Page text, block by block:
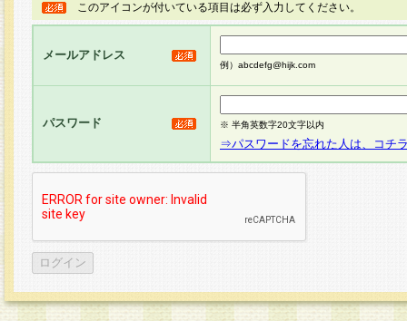
このアイコンが付いている項目は必ず入力してください。
メールアドレス
例）abcdefg@hijk.com
パスワード ※ 半角英数字20文字以内
⇒パスワードを忘れた人は、コチ